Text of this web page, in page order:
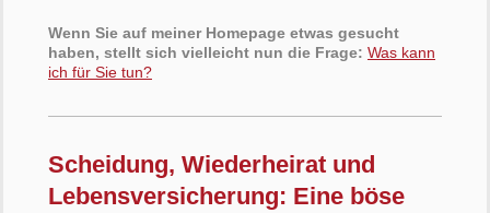
Wenn Sie auf meiner Homepage etwas gesucht
haben, stellt sich vielleicht nun die Frage: Was kann
ich für Sie tun?
Scheidung, Wiederheirat und
Lebensversicherung: Eine böse